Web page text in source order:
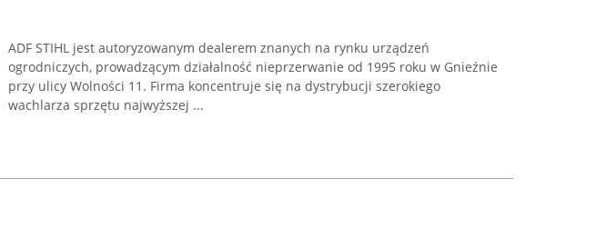
ADF STIHL jest autoryzowanym dealerem znanych na rynku urządzeń
ogrodniczych, prowadzącym działalność nieprzerwanie od 1995 roku w Gnieźnie
przy ulicy Wolności 11. Firma koncentruje się na dystrybucji szerokiego
wachlarza sprzętu najwyższej ...